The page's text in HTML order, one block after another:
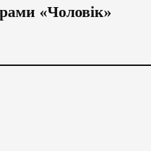
«Чоловік»